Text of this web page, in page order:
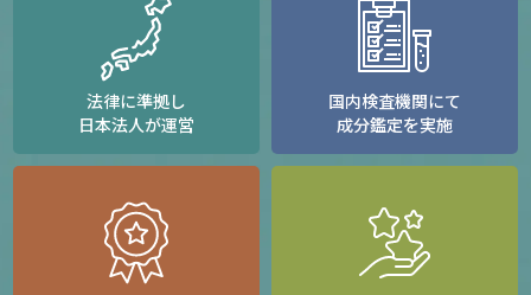
法律に準拠し
日本法人が運営
国内検査機関にて
成分鑑定を実施